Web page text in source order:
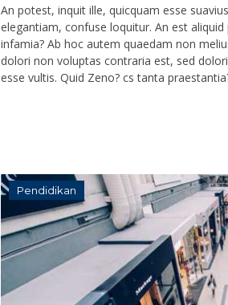
An potest, inquit ille, quicquam esse
elegantiam, confuse loquitur. An est
infamia? Ab hoc autem quaedam non
dolori non voluptas contraria est, sed
esse vultis. Quid Zeno? cs tanta
Pendidikan